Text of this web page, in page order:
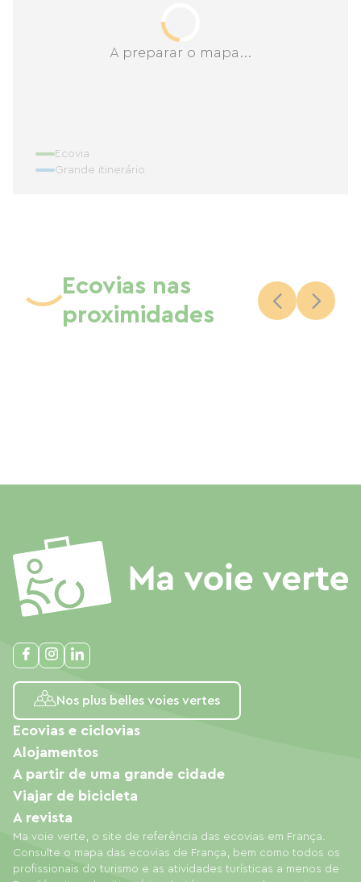
A preparar o mapa...
Ecovia
Grande itinerário
Ecovias nas
proximidades
Nos plus belles voies vertes
Ma voie verte, o site de referência das ecovias em França.
Consulte o mapa das ecovias de França, bem como todos os
profissionais do turismo e as atividades turísticas a menos de
Ecovias e ciclovias
Alojamentos
A partir de uma grande cidade
Viajar de bicicleta
A revista